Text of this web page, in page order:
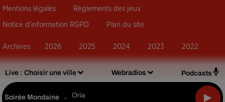
Live : Choisir une ville Webradios Podcasts
Soirée Mondaine - Oria
Mentions légales Règlements des jeux
Notice d’information RGPD Plan du site
Archives 2026 2025 2024 2023 2022